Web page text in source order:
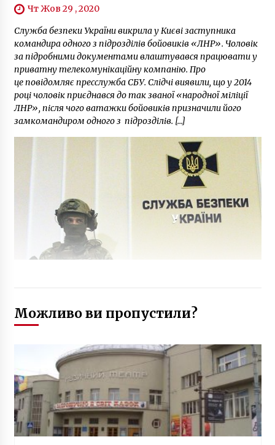
Чт Жов 29 , 2020
Служба безпеки України викрила у Києві заступника
командира одного з підрозділів бойовиків «ЛНР». Чоловік
за підробними документами влаштувався працювати у
приватну телекомунікаційну компанію. Про
це повідомляє пресслужба СБУ. Слідчі виявили, що у 2014
році чоловік приєднався до так званої «народної міліції
ЛНР», після чого ватажки бойовиків призначили його
замкомандиром одного з підрозділів. […]
Можливо ви пропустили?